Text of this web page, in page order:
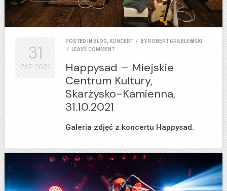
POSTED IN BLOG, KONCERT / BY ROBERT GRABLEWSKI
/
LEAVE COMMENT
Happysad – Miejskie
Centrum Kultury,
Skarżysko-Kamienna,
31.10.2021
Galeria zdjęć z koncertu Happysad.
31
PAŹ2021